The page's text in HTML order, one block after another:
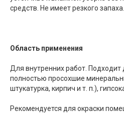
средств. Не имеет резкого запаха.
Область применения
Для внутренних работ. Подходит
полностью просохшие
штукатурка, кирпич и т. п.),
Рекомендуется для окраски